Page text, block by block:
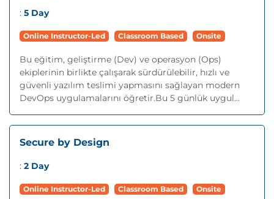
: 5 Day
Online Instructor-Led Classroom Based Onsite
Bu eğitim, geliştirme (Dev) ve operasyon (Ops)
ekiplerinin birlikte çalışarak sürdürülebilir, hızlı ve
güvenli yazılım teslimi yapmasını sağlayan modern
DevOps uygulamalarını öğretir.Bu 5 günlük uygul...
Secure by Design
: 2 Day
Online Instructor-Led Classroom Based Onsite